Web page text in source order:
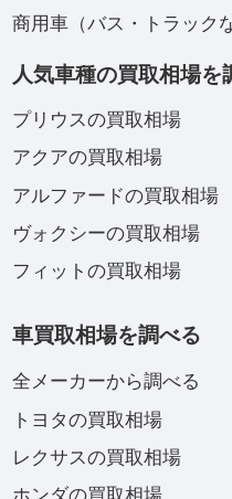
商用車（バス・トラック
人気車種の買取相場を
プリウスの買取相場
アクアの買取相場
アルファードの買取相場
ヴォクシーの買取相場
フィットの買取相場
車買取相場を調べる
全メーカーから調べる
トヨタの買取相場
レクサスの買取相場